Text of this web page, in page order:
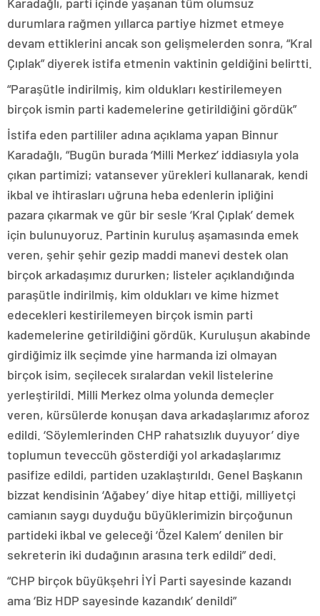
durumlara rağmen yıllarca partiye hizmet etmeye
devam ettiklerini ancak son gelişmelerden sonra, “Kral
Çıplak” diyerek istifa etmenin vaktinin geldiğini belirtti.
“Paraşütle indirilmiş, kim oldukları kestirilemeyen
birçok ismin parti kademelerine getirildiğini gördük”
İstifa eden partililer adına açıklama yapan Binnur
Karadağlı, “Bugün burada ‘Milli Merkez’ iddiasıyla yola
çıkan partimizi; vatansever yürekleri kullanarak, kendi
ikbal ve ihtirasları uğruna heba edenlerin ipliğini
pazara çıkarmak ve gür bir sesle ‘Kral Çıplak’ demek
için bulunuyoruz. Partinin kuruluş aşamasında emek
veren, şehir şehir gezip maddi manevi destek olan
birçok arkadaşımız dururken; listeler açıklandığında
paraşütle indirilmiş, kim oldukları ve kime hizmet
edecekleri kestirilemeyen birçok ismin parti
kademelerine getirildiğini gördük. Kuruluşun akabinde
girdiğimiz ilk seçimde yine harmanda izi olmayan
birçok isim, seçilecek sıralardan vekil listelerine
yerleştirildi. Milli Merkez olma yolunda demeçler
veren, kürsülerde konuşan dava arkadaşlarımız aforoz
edildi. ‘Söylemlerinden CHP rahatsızlık duyuyor’ diye
toplumun teveccüh gösterdiği yol arkadaşlarımız
pasifize edildi, partiden uzaklaştırıldı. Genel Başkanın
bizzat kendisinin ‘Ağabey’ diye hitap ettiği, milliyetçi
camianın saygı duyduğu büyüklerimizin birçoğunun
partideki ikbal ve geleceği ‘Özel Kalem’ denilen bir
sekreterin iki dudağının arasına terk edildi” dedi.
“CHP birçok büyükşehri İYİ Parti sayesinde kazandı
ama ‘Biz HDP sayesinde kazandık’ denildi”